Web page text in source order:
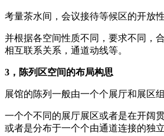
考量茶水间，会议接待等候区的开放性
并根据各空间性质不同，要求不同，
相互联系关系，通道动线等。
3，陈列区空间的布局构思
展馆的陈列一般由一个个展厅和展区组
一个个不同的展厅展区或者是在开阔
或者是分布于一个个由通道连接的独立